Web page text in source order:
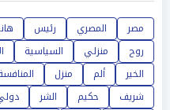
مصر المصري رئيس
روح
منزلي السياسية
الخير
ألم منزل
شريف
حكيم الشر